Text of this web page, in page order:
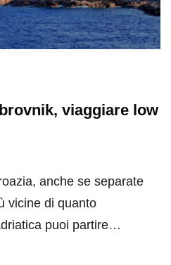
viaggiare low
anche se separate
vicine di quanto
puoi partire…